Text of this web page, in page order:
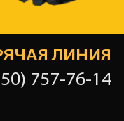
ЛИНИЯ
757-76-14